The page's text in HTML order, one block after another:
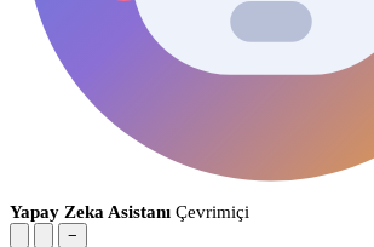
Yapay Zeka Asistanı Çevrimiçi
−